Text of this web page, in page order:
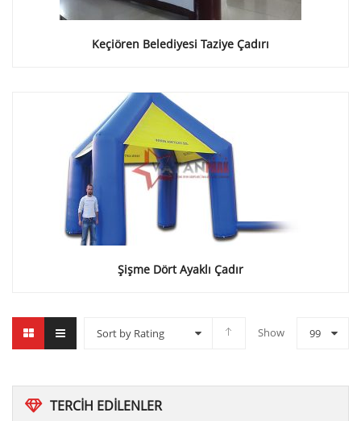
TERCIH EDILENLER
Keçiören Belediyesi Taziye Çadırı
Şişme Dört Ayaklı Çadır
Sort by Rating Show 99